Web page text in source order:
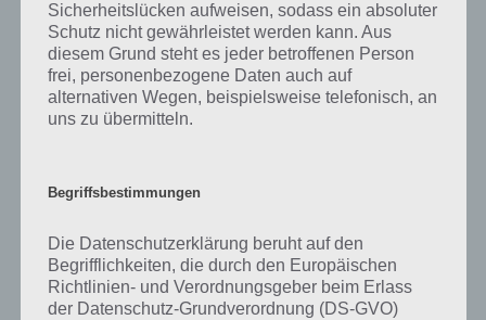
braun – gelber hintergrund mit weißen
Quadraten
Figur Chewbacca
Weiße Maus mit roter Nase –
Hintergrund blau
Figur
Delfin
Pistole in der Hand
Mann mit schwarzen Haaren und
weissem Kleid
Figur
Luke
Skywalker
Sicherheitslücken aufweisen, sodass ein absoluter
Schutz nicht gewährleistet werden kann. Aus
diesem Grund steht es jeder betroffenen Person
frei, personenbezogene Daten auch auf
alternativen Wegen, beispielsweise telefonisch, an
uns zu übermitteln.
Begriffsbestimmungen
Die Datenschutzerklärung beruht auf den
Begrifflichkeiten, die durch den Europäischen
Richtlinien- und Verordnungsgeber beim Erlass
der Datenschutz-Grundverordnung (DS-GVO)